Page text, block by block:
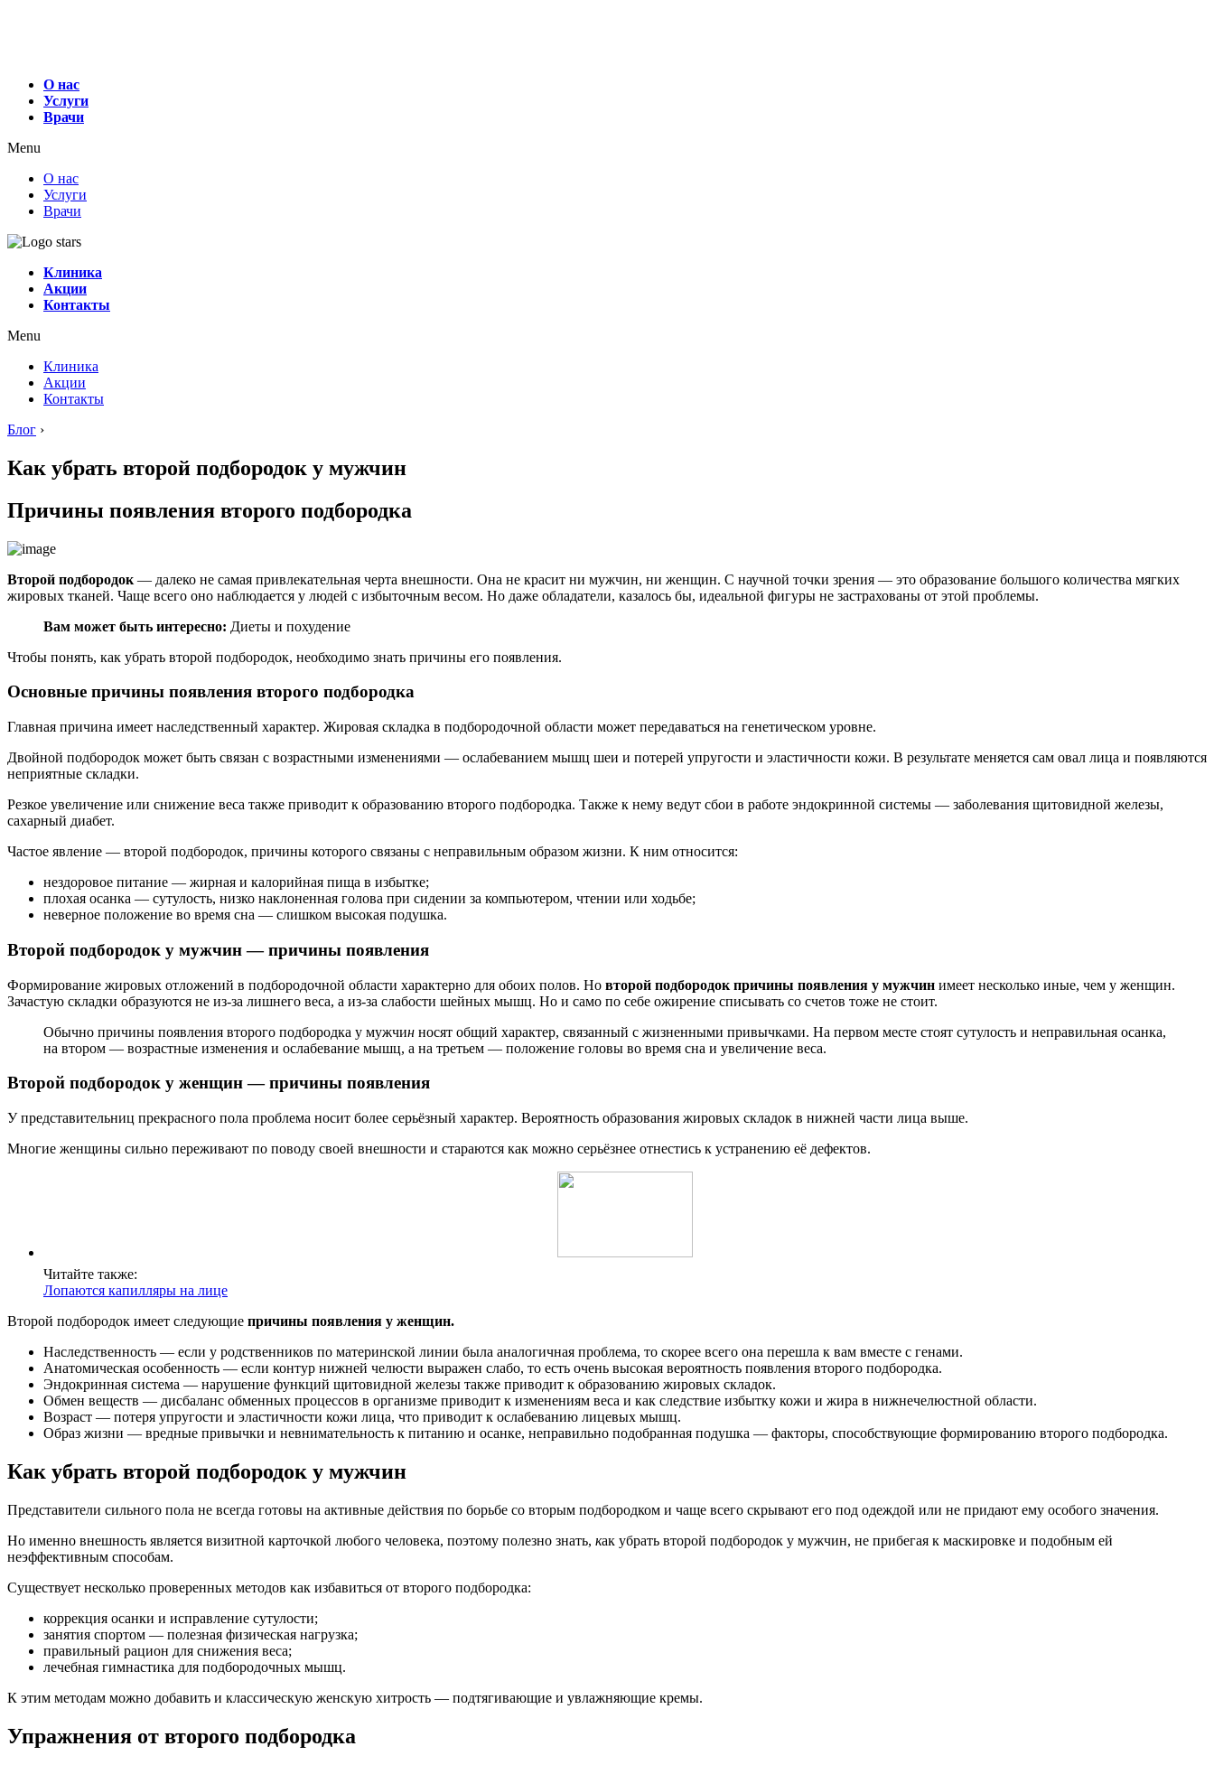
О нас
Услуги
Врачи
Menu
О нас
Услуги
Врачи
Клиника
Акции
Контакты
Menu
Клиника
Акции
Контакты
Блог ›
Как убрать второй подбородок у мужчин
Причины появления второго подбородка
Второй подбородок — далеко не самая привлекательная черта внешности. Она не красит ни мужчин, ни женщин. С научной точки зрения — это образование большого количества мягких
жировых тканей. Чаще всего оно наблюдается у людей с избыточным весом. Но даже обладатели, казалось бы, идеальной фигуры не застрахованы от этой проблемы.
Вам может быть интересно: Диеты и похудение
Чтобы понять, как убрать второй подбородок, необходимо знать причины его появления.
Основные причины появления второго подбородка
Главная причина имеет наследственный характер. Жировая складка в подбородочной области может передаваться на генетическом уровне.
Двойной подбородок может быть связан с возрастными изменениями — ослабеванием мышц шеи и потерей упругости и эластичности кожи. В результате меняется сам овал лица и появляются
неприятные складки.
Резкое увеличение или снижение веса также приводит к образованию второго подбородка. Также к нему ведут сбои в работе эндокринной системы — заболевания щитовидной железы,
сахарный диабет.
Частое явление — второй подбородок, причины которого связаны с неправильным образом жизни. К ним относится:
нездоровое питание — жирная и калорийная пища в избытке;
плохая осанка — сутулость, низко наклоненная голова при сидении за компьютером, чтении или ходьбе;
неверное положение во время сна — слишком высокая подушка.
Второй подбородок у мужчин — причины появления
Формирование жировых отложений в подбородочной области характерно для обоих полов. Но второй подбородок причины появления у мужчин имеет несколько иные, чем у женщин.
Зачастую складки образуются не из-за лишнего веса, а из-за слабости шейных мышц. Но и само по себе ожирение списывать со счетов тоже не стоит.
Обычно причины появления второго подбородка у мужчин носят общий характер, связанный с жизненными привычками. На первом месте стоят сутулость и неправильная осанка,
на втором — возрастные изменения и ослабевание мышц, а на третьем — положение головы во время сна и увеличение веса.
Второй подбородок у женщин — причины появления
У представительниц прекрасного пола проблема носит более серьёзный характер. Вероятность образования жировых складок в нижней части лица выше.
Многие женщины сильно переживают по поводу своей внешности и стараются как можно серьёзнее отнестись к устранению её дефектов.
Читайте также:
Лопаются капилляры на лице
Второй подбородок имеет следующие причины появления у женщин.
Наследственность — если у родственников по материнской линии была аналогичная проблема, то скорее всего она перешла к вам вместе с генами.
Анатомическая особенность — если контур нижней челюсти выражен слабо, то есть очень высокая вероятность появления второго подбородка.
Эндокринная система — нарушение функций щитовидной железы также приводит к образованию жировых складок.
Обмен веществ — дисбаланс обменных процессов в организме приводит к изменениям веса и как следствие избытку кожи и жира в нижнечелюстной области.
Возраст — потеря упругости и эластичности кожи лица, что приводит к ослабеванию лицевых мышц.
Образ жизни — вредные привычки и невнимательность к питанию и осанке, неправильно подобранная подушка — факторы, способствующие формированию второго подбородка.
Как убрать второй подбородок у мужчин
Представители сильного пола не всегда готовы на активные действия по борьбе со вторым подбородком и чаще всего скрывают его под одеждой или не придают ему особого значения.
Но именно внешность является визитной карточкой любого человека, поэтому полезно знать, как убрать второй подбородок у мужчин, не прибегая к маскировке и подобным ей
неэффективным способам.
Существует несколько проверенных методов как избавиться от второго подбородка:
коррекция осанки и исправление сутулости;
занятия спортом — полезная физическая нагрузка;
правильный рацион для снижения веса;
лечебная гимнастика для подбородочных мышц.
К этим методам можно добавить и классическую женскую хитрость — подтягивающие и увлажняющие кремы.
Упражнения от второго подбородка